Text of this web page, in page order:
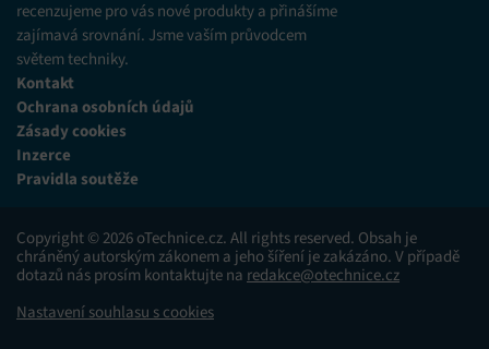
recenzujeme pro vás nové produkty a přinášíme
zajímavá srovnání. Jsme vaším průvodcem
světem techniky.
Kontakt
Ochrana osobních údajů
Zásady cookies
Inzerce
Pravidla soutěže
Copyright © 2026 oTechnice.cz. All rights reserved. Obsah je
chráněný autorským zákonem a jeho šíření je zakázáno. V případě
dotazů nás prosím kontaktujte na redakce@otechnice.cz
Nastavení souhlasu s cookies